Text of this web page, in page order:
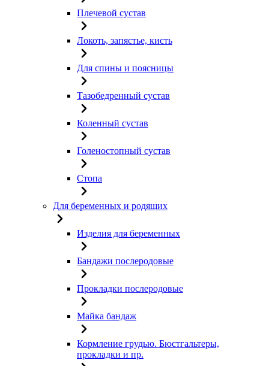
Плечевой сустав
Локоть, запястье, кисть
Для спины и поясницы
Тазобедренный сустав
Коленный сустав
Голеностопный сустав
Стопа
Для беременных и родящих
Изделия для беременных
Бандажи послеродовые
Прокладки послеродовые
Майка бандаж
Кормление грудью. Бюстгальтеры,
прокладки и пр.